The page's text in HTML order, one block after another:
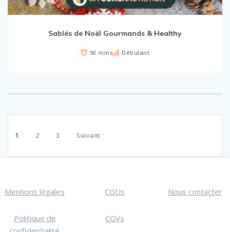
Sablés de Noël Gourmands & Healthy
50 mins Débutant
1 2 3 Suivant
Mentions légales CGUs Nous contacter
Politique de
CGVs